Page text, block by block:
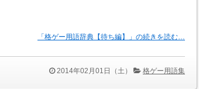
「格ゲー用語辞典【待ち編】」の続きを読む…
2014年02月01日（土） 格ゲー用語集